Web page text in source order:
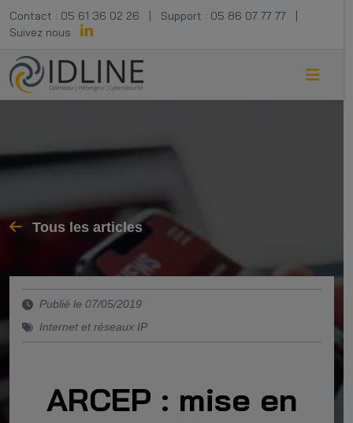
Contact : 05 61 36 02 26 | Support : 05 86 07 77 77
|
Suivez nous
Tous les articles
Publié le 07/05/2019
Internet et réseaux IP
ARCEP : mise en